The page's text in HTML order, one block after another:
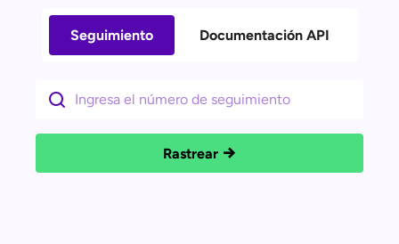
Seguimiento Documentación API
Rastrear